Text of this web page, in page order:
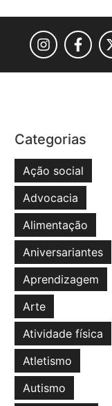
Categorias
Ação social
Advocacia
Alimentação
Aniversariantes
Aprendizagem
Arte
Atividade física
Atletismo
Autismo